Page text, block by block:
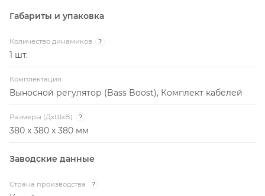
Габариты и упаковка
Количество динамиков ?
1 шт.
Комплектация
Выносной регулятор (Bass Boost), Комплект кабелей
Размеры (ДxШxВ) ?
380 x 380 x 380 мм
Заводские данные
Страна производства ?